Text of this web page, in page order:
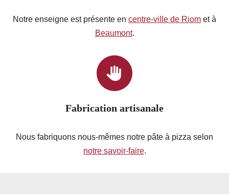
Notre enseigne est présente en centre-ville de Riom et à
Beaumont.
Fabrication artisanale
Nous fabriquons nous-mêmes notre pâte à pizza selon
notre savoir-faire.